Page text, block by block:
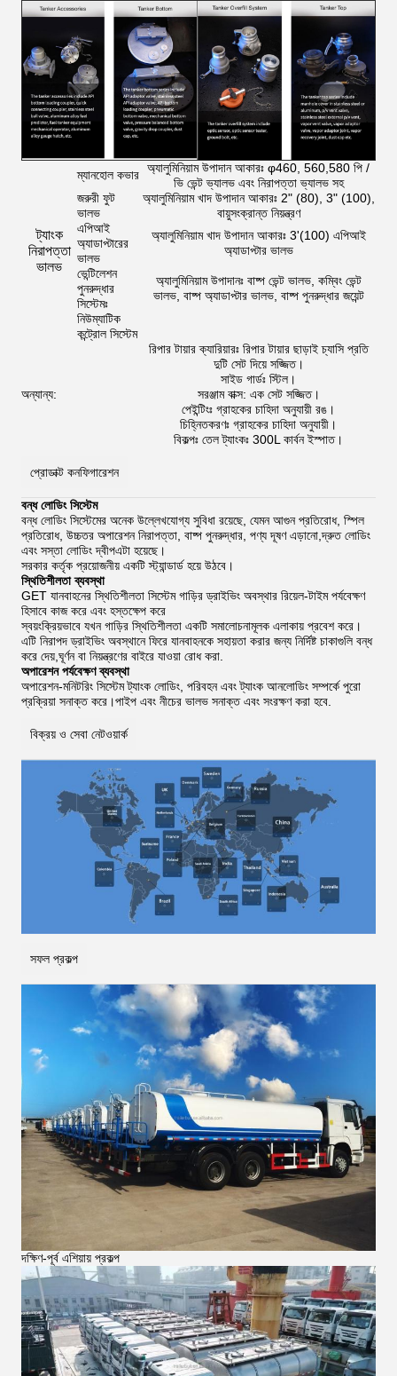
ট্যাংক
নিরাপত্তা
ভালভ
ম্যানহোল কভার অ্যালুমিনিয়াম উপাদান আকারঃ φ460, 560,580 পি /
ভি ভেন্ট ভ্যালভ এবং নিরাপত্তা ভ্যালভ সহ
জরুরী ফুট
ভালভ
অ্যালুমিনিয়াম খাদ উপাদান আকারঃ 2" (80), 3" (100),
বায়ুসংক্রান্ত নিয়ন্ত্রণ
এপিআই
অ্যাডাপ্টারের
ভালভ
অ্যালুমিনিয়াম খাদ উপাদান আকারঃ 3'(100) এপিআই
অ্যাডাপ্টার ভালভ
ভেন্টিলেশন
পুনরুদ্ধার
সিস্টেমঃ
অ্যালুমিনিয়াম উপাদানঃ বাষ্প ভেন্ট ভালভ, কম্বিং ভেন্ট
ভালভ, বাষ্প অ্যাডাপ্টার ভালভ, বাষ্প পুনরুদ্ধার জয়েন্ট
নিউম্যাটিক
কন্ট্রোল সিস্টেম
অন্যান্য:
রিপার টায়ার ক্যারিয়ারঃ রিপার টায়ার ছাড়াই চ্যাসি প্রতি
দুটি সেট দিয়ে সজ্জিত।
সাইড গার্ডঃ স্টিল।
সরঞ্জাম বাক্স: এক সেট সজ্জিত।
পেইন্টিংঃ গ্রাহকের চাহিদা অনুযায়ী রঙ।
চিহ্নিতকরণঃ গ্রাহকের চাহিদা অনুযায়ী।
বিকল্পঃ তেল ট্যাংকঃ 300L কার্বন ইস্পাত।
প্রোডাক্ট কনফিগারেশন
বন্ধ লোডিং সিস্টেম
বন্ধ লোডিং সিস্টেমের অনেক উল্লেখযোগ্য সুবিধা রয়েছে, যেমন আগুন প্রতিরোধ, স্পিল
প্রতিরোধ, উচ্চতর অপারেশন নিরাপত্তা, বাষ্প পুনরুদ্ধার, পণ্য দূষণ এড়ানো,দ্রুত লোডিং
এবং সস্তা লোডিং দ্বীপএটা হয়েছে।
সরকার কর্তৃক প্রয়োজনীয় একটি স্ট্যান্ডার্ড হয়ে উঠবে।
স্থিতিশীলতা ব্যবস্থা
GET যানবাহনের স্থিতিশীলতা সিস্টেম গাড়ির ড্রাইভিং অবস্থার রিয়েল-টাইম পর্যবেক্ষণ
হিসাবে কাজ করে এবং হস্তক্ষেপ করে
স্বয়ংক্রিয়ভাবে যখন গাড়ির স্থিতিশীলতা একটি সমালোচনামূলক এলাকায় প্রবেশ করে।
এটি নিরাপদ ড্রাইভিং অবস্থানে ফিরে যানবাহনকে সহায়তা করার জন্য নির্দিষ্ট চাকাগুলি বন্ধ
করে দেয়,ঘূর্ণন বা নিয়ন্ত্রণের বাইরে যাওয়া রোধ করা.
অপারেশন পর্যবেক্ষণ ব্যবস্থা
অপারেশন-মনিটরিং সিস্টেম ট্যাংক লোডিং, পরিবহন এবং ট্যাংক আনলোডিং সম্পর্কে পুরো
প্রক্রিয়া সনাক্ত করে।পাইপ এবং নীচের ভালভ সনাক্ত এবং সংরক্ষণ করা হবে.
বিক্রয় ও সেবা নেটওয়ার্ক
সফল প্রকল্প
দক্ষিণ-পূর্ব এশিয়ায় প্রকল্প